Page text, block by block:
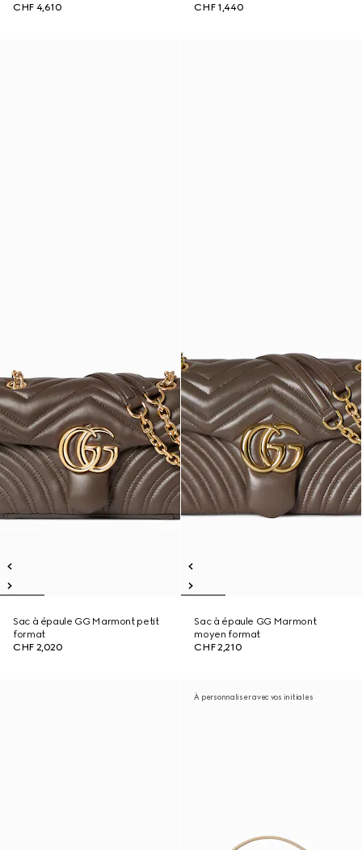
CHF 4,610
CHF 1,440
Sac à épaule GG Marmont petit
format
CHF 2,020
Sac à épaule GG Marmont
moyen format
CHF 2,210
À personnaliser avec vos initiales